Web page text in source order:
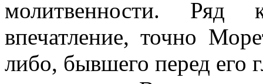
молитвенности. Ряд
впечатление, точно
либо, бывшего перед его